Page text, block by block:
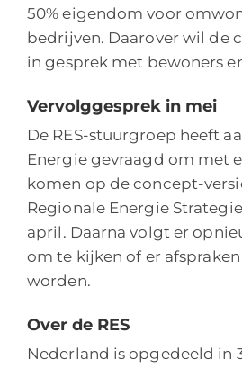
50% eigendom voor
bedrijven. Daarover wil de
in gesprek met bewoners
Vervolggesprek in mei
De RES-stuurgroep heeft
Energie gevraagd om met
komen op de concept-
Regionale Energie
april. Daarna volgt er
om te kijken of er
worden.
Over de RES
Nederland is opgedeeld in